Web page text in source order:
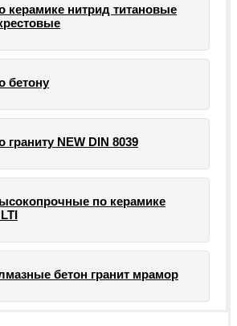
керамике нитрид титановые
бетону
граниту NEW DIN 8039
по керамике
бетон гранит мрамор